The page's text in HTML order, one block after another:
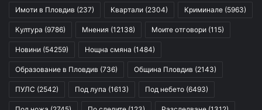
Имоти в Пловдив (237) Квартали (2304) Криминале (5963)
Култура (9786) Мнения (12138) Моите отговори (115)
Новини (54259) Нощна смяна (1484)
Образование в Пловдив (736) Община Пловдив (2143)
ПУЛС (2542) Под лупа (1613) Под небето (6493)